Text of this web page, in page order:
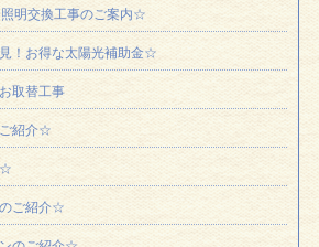
明交換工事のご案内☆
！お得な太陽光補助金☆
取替工事
紹介☆
☆
ご紹介☆